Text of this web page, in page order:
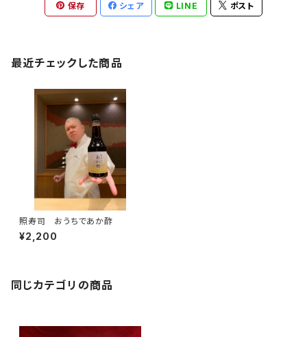
保存 シェア LINE ポスト
最近チェックした商品
照寿司 おうちであか酢
¥2,200
同じカテゴリの商品